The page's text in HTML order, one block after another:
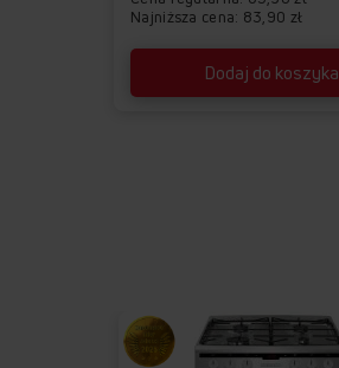
Najniższa cena: 83,90 zł
Dodaj do koszyka